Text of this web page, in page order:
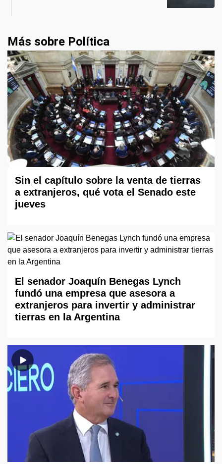
Más sobre Política
Sin el capítulo sobre la venta de tierras
a extranjeros, qué vota el Senado este
jueves
El senador Joaquín Benegas Lynch
fundó una empresa que asesora a
extranjeros para invertir y administrar
tierras en la Argentina